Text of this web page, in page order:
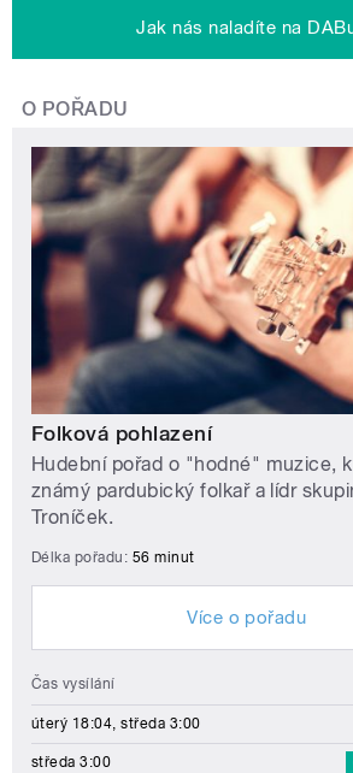
Jak nás naladíte na
O POŘADU
Folková pohlazení
Hudební pořad o "hodné" muzice,
známý pardubický folkař a lídr
Troníček.
Délka pořadu: 56 minut
Více o pořadu
Čas vysílání
úterý 18:04, středa 3:00
středa 3:00